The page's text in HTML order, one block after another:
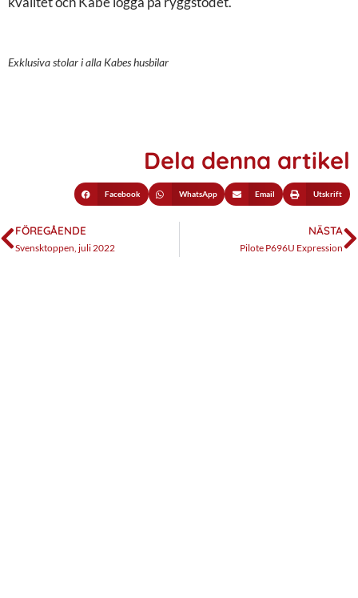
Exklusiva stolar i alla Kabes husbilar
Dela denna artikel
Facebook WhatsApp Email Utskrift
FÖREGÅENDE
Svensktoppen, juli 2022
NÄSTA
Pilote P696U Expression